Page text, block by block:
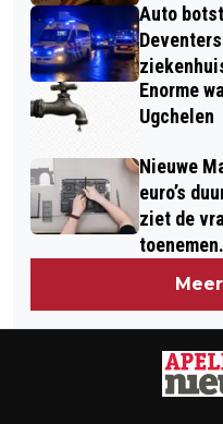
Auto
Enorme
Ugchelen
Nieuwe
euro’s
ziet de
toenemen.